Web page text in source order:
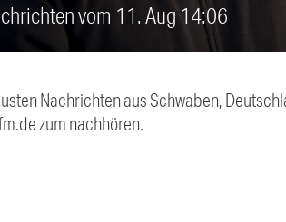
vom 11. Aug 14:06
Nachrichten aus Schwaben,
zum nachhören.